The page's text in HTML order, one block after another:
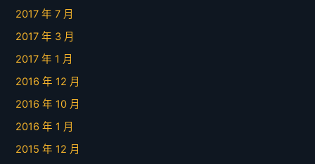
2017 年 7 月
2017 年 3 月
2017 年 1 月
2016 年 12 月
2016 年 10 月
2016 年 1 月
2015 年 12 月